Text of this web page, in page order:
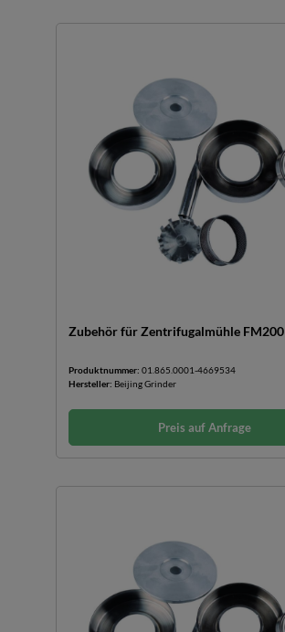
Zubehör für Zentrifugalmühle FM200
Produktnummer: 01.865.0001-4669534
Hersteller: Beijing Grinder
Preis auf Anfrage